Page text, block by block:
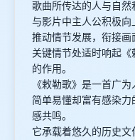
歌曲所传达的人与自然
与影片中主人公积极向
推动情节发展，衔接
关键情节处适时响起
的作用。
《敕勒歌》是一首广
简单易懂却富有感染
感共鸣。
它承载着悠久的历史